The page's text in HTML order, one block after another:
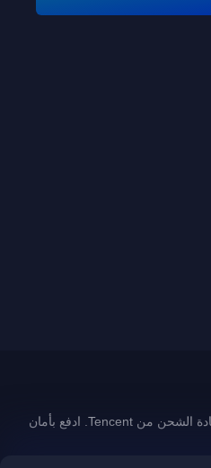
Midasbuy هو المتجر الرسمي لإعادة الشحن من Tencent. ادفع بأمان